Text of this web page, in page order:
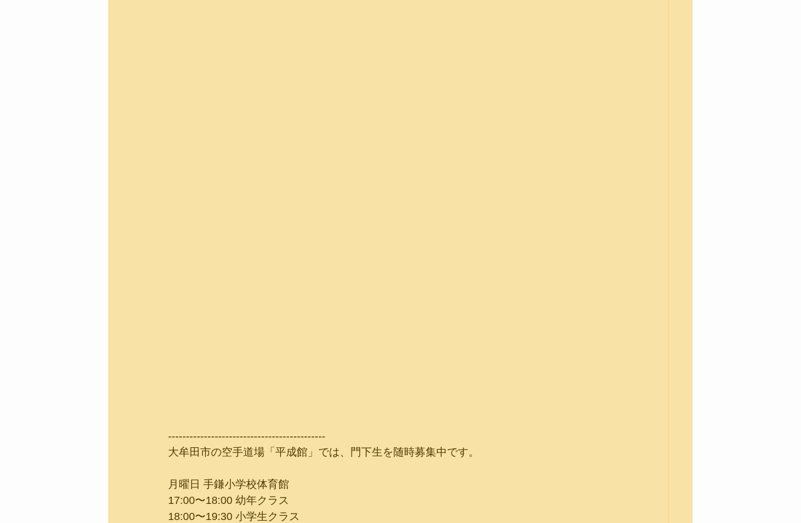
--------------------------------------------
大牟田市の空手道場「平成館」では、門下生を随時募集中です。
月曜日 手鎌小学校体育館
17:00〜18:00 幼年クラス
18:00〜19:30 小学生クラス